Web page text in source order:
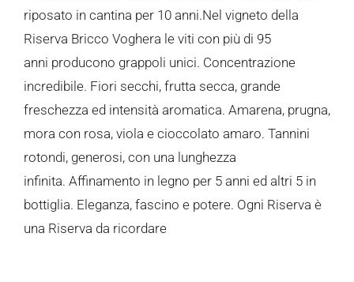
riposato in cantina per 10 anni.Nel vigneto della
Riserva Bricco Voghera le viti con più di 95
anni producono grappoli unici. Concentrazione
incredibile. Fiori secchi, frutta secca, grande
freschezza ed intensità aromatica. Amarena, prugna,
mora con rosa, viola e cioccolato amaro. Tannini
rotondi, generosi, con una lunghezza
infinita. Affinamento in legno per 5 anni ed altri 5 in
bottiglia. Eleganza, fascino e potere. Ogni Riserva è
una Riserva da ricordare